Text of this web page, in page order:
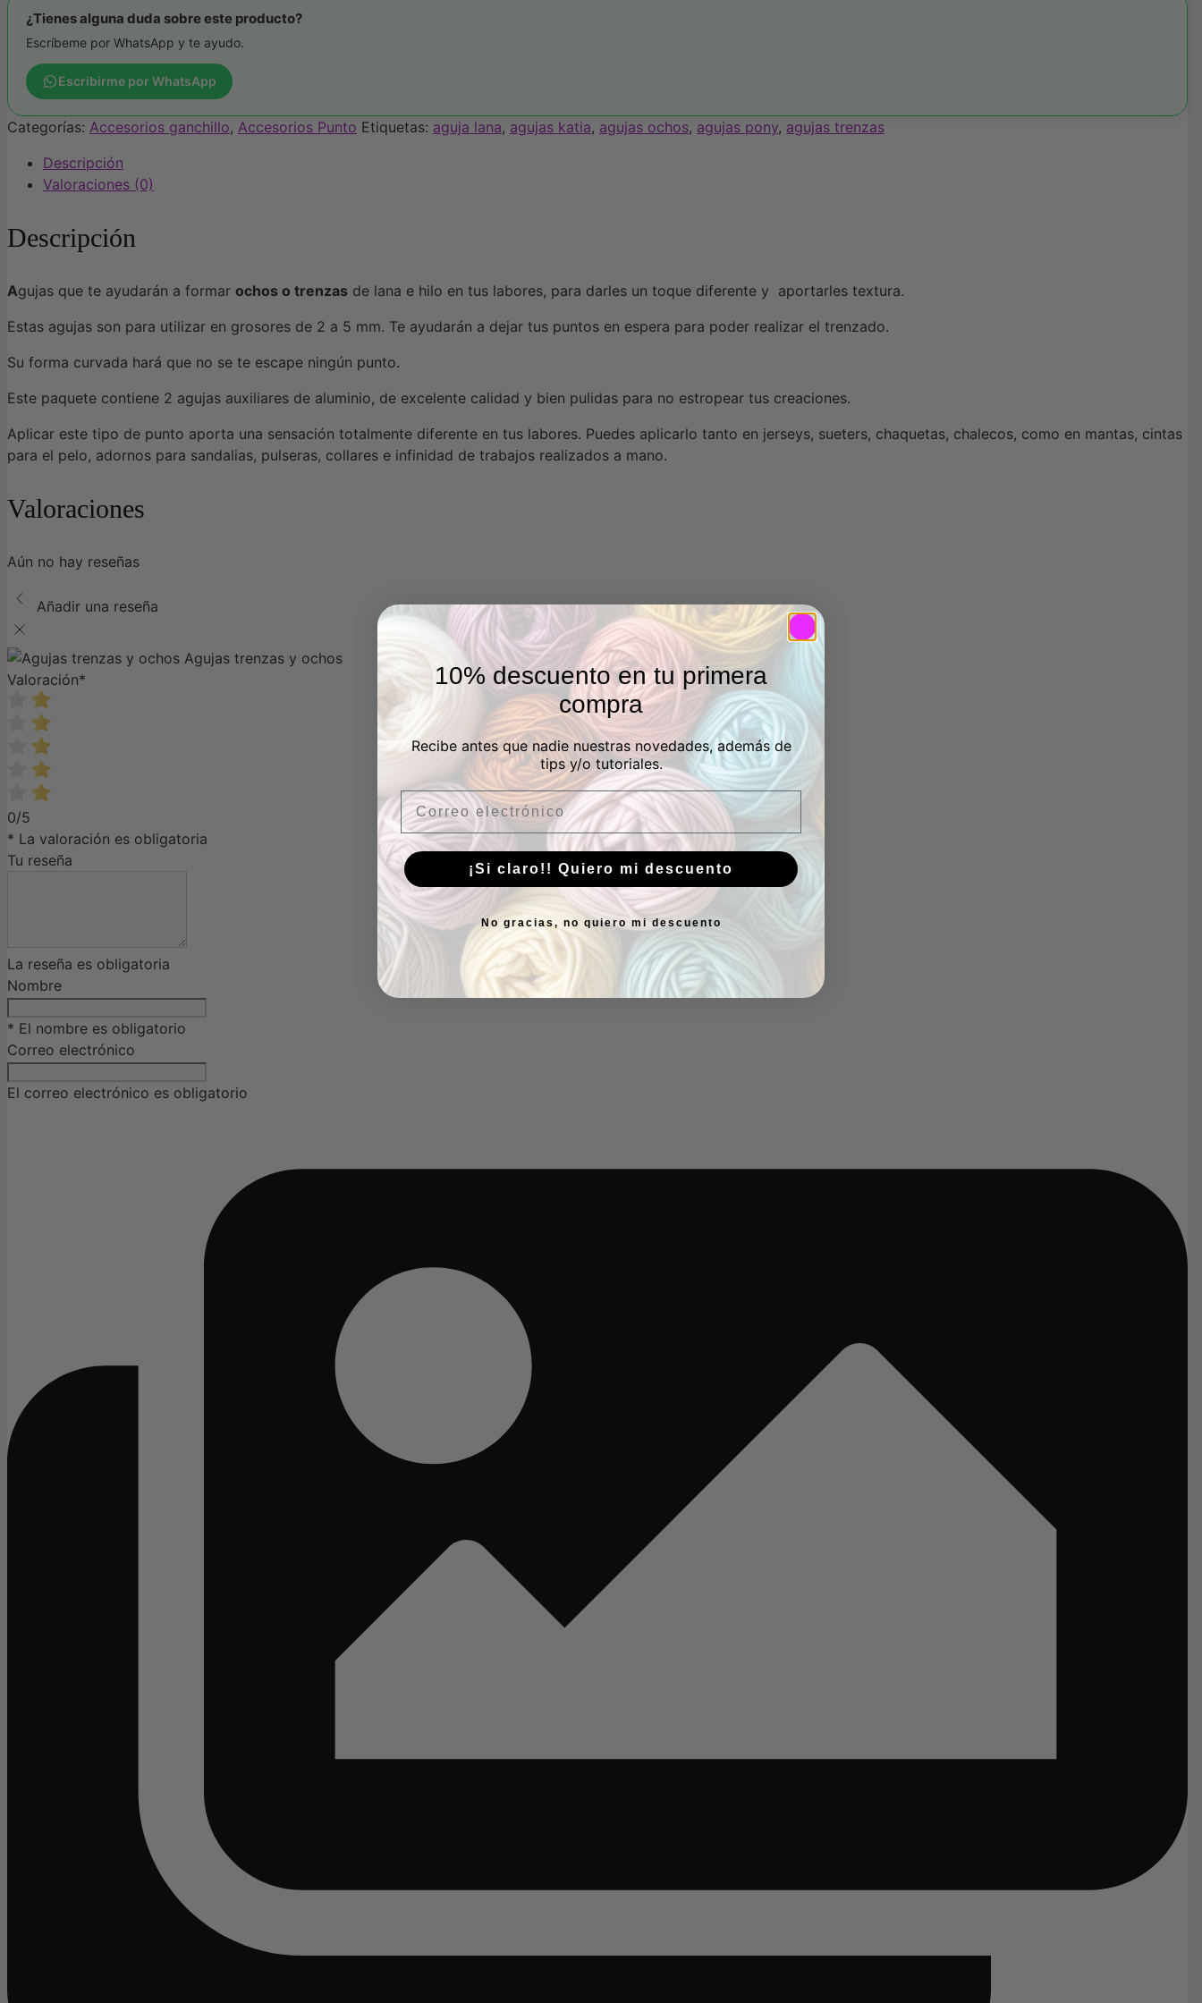
ochos
cantidad
¿Tienes alguna duda sobre este producto?
Escríbeme por WhatsApp y te ayudo.
Escribirme por WhatsApp
Categorías: Accesorios ganchillo, Accesorios Punto Etiquetas: aguja lana, agujas katia, agujas ochos, agujas pony, agujas trenzas
Descripción
Valoraciones (0)
Descripción
Agujas que te ayudarán a formar ochos o trenzas de lana e hilo en tus labores, para darles un toque diferente y aportarles textura.
Estas agujas son para utilizar en grosores de 2 a 5 mm. Te ayudarán a dejar tus puntos en espera para poder realizar el trenzado.
Su forma curvada hará que no se te escape ningún punto.
Este paquete contiene 2 agujas auxiliares de aluminio, de excelente calidad y bien pulidas para no estropear tus creaciones.
Aplicar este tipo de punto aporta una sensación totalmente diferente en tus labores. Puedes aplicarlo tanto en jerseys, sueters, chaquetas, chalecos, como en mantas, cintas
para el pelo, adornos para sandalias, pulseras, collares e infinidad de trabajos realizados a mano.
Valoraciones
Aún no hay reseñas
Añadir una reseña
Agujas trenzas y ochos
Valoración*
0/5
* La valoración es obligatoria
Tu reseña
La reseña es obligatoria
Nombre
* El nombre es obligatorio
Correo electrónico
El correo electrónico es obligatorio
10% descuento en tu primera
compra
Recibe antes que nadie nuestras novedades, además de
tips y/o tutoriales.
Email
¡Si claro!! Quiero mi descuento
No gracias, no quiero mi descuento